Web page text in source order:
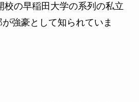
校の早稲田大学の系列の私立
強豪として知られていま